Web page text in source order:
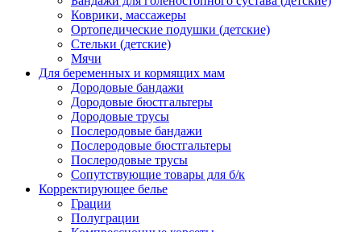
Коврики, массажеры
Ортопедические подушки (детские)
Стельки (детские)
Мячи
Для беременных и кормящих мам
Дородовые бандажи
Дородовые бюстгальтеры
Дородовые трусы
Послеродовые бандажи
Послеродовые бюстгальтеры
Послеродовые трусы
Сопутствующие товары для б/к
Корректирующее белье
Грации
Полуграции